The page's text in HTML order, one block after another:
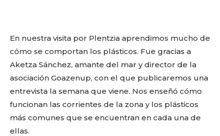
En nuestra visita por Plentzia aprendimos mucho de
cómo se comportan los plásticos. Fue gracias a
Aketza Sánchez, amante del mar y director de la
asociación Goazenup, con el que publicaremos una
entrevista la semana que viene. Nos enseñó cómo
funcionan las corrientes de la zona y los plásticos
más comunes que se encuentran en cada una de
ellas.